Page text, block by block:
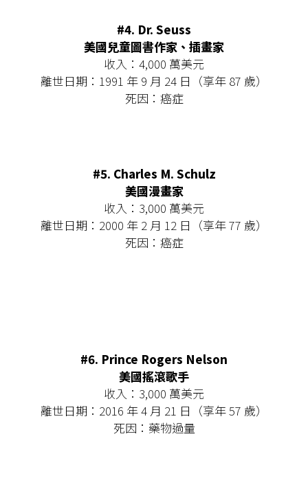
#4. Dr. Seuss
美國兒童圖書作家、插畫家
收入：4,000 萬美元
離世日期：1991 年 9 月 24 日（享年 87 歲）
死因：癌症
#5. Charles M. Schulz
美國漫畫家
收入：3,000 萬美元
離世日期：2000 年 2 月 12 日（享年 77 歲）
死因：癌症
#6. Prince Rogers Nelson
美國搖滾歌手
收入：3,000 萬美元
離世日期：2016 年 4 月 21 日（享年 57 歲）
死因：藥物過量